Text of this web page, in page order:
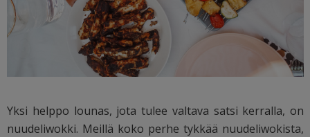
Yksi helppo lounas, jota tulee valtava satsi kerralla, on
nuudeliwokki. Meillä koko perhe tykkää nuudeliwokista,